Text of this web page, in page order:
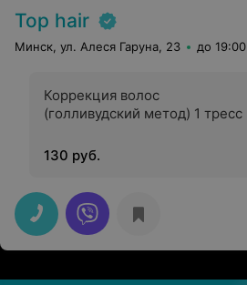
Top hair
Минск, ул. Алеся Гаруна, 23 до 19:00
Коррекция волос
(голливудский метод) 1 тресс
130 руб.